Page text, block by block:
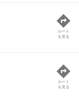
ルート
を見る
ルート
を見る